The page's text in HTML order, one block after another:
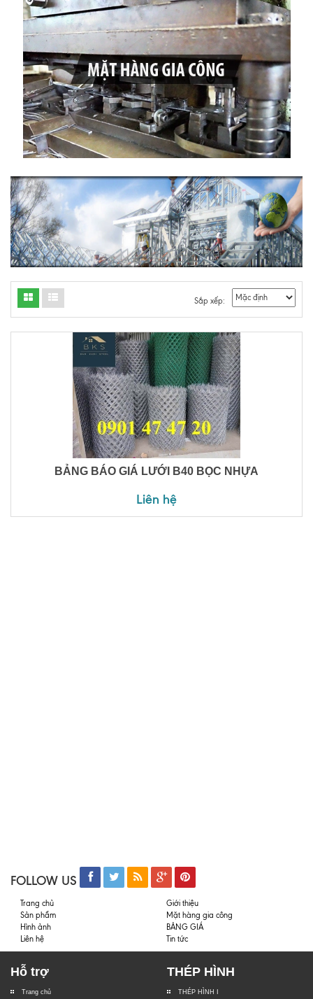
Sắp xếp:
BẢNG BÁO GIÁ LƯỚI B40 BỌC NHỰA
Liên hệ
FOLLOW US
Trang chủ
Giới thiệu
Sản phẩm
Mặt hàng gia công
Hình ảnh
BẢNG GIÁ
Liên hệ
Tin tức
Hỗ trợ
Trang chủ
THÉP HÌNH
THÉP HÌNH I